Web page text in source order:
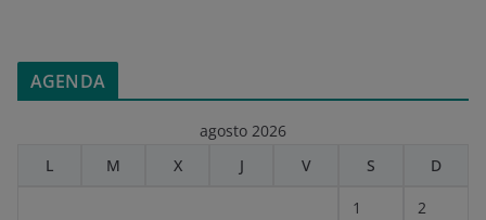
AGENDA
agosto 2026
L
M X J V S D
1 2